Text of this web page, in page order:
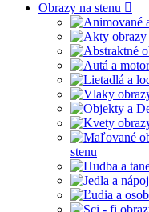
Obrazy na stenu
stenu